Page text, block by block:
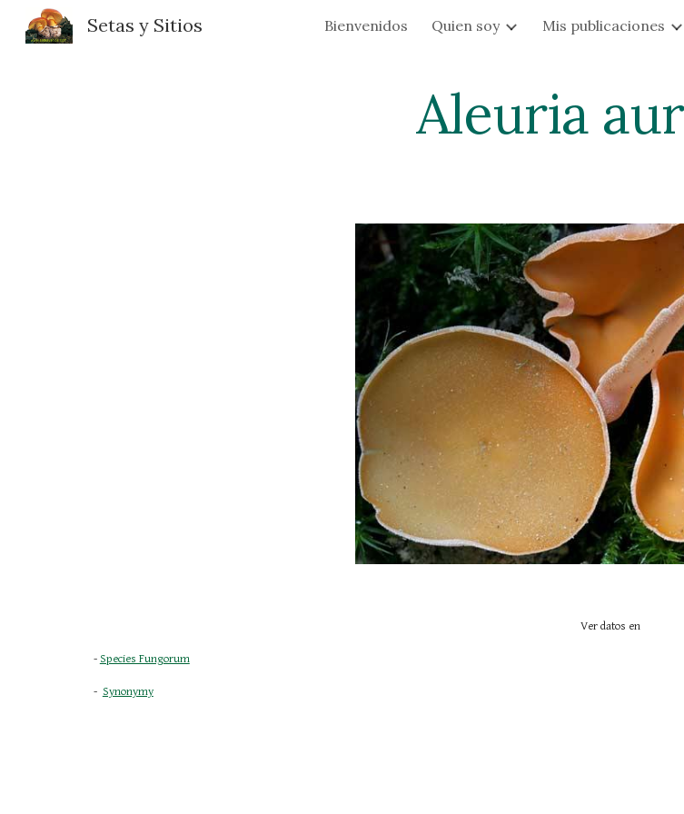
Skip to main content
Setas y Sitios Bienvenidos Quien soy Mis publicaciones
Aleuria
Ver datos en
- Species Fungorum
- Synonymy